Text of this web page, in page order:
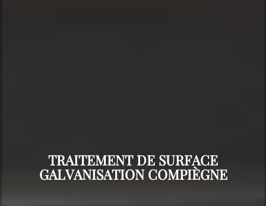
TRAITEMENT DE SURFACE
GALVANISATION COMPIÈGNE